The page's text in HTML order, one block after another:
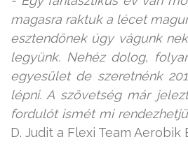
magasra raktuk a lécet
esztendőnek úgy vágunk
legyünk. Nehéz dolog,
egyesület de szeretnénk
lépni. A szövetség már
fordulót ismét mi
D. Judit a Flexi Team